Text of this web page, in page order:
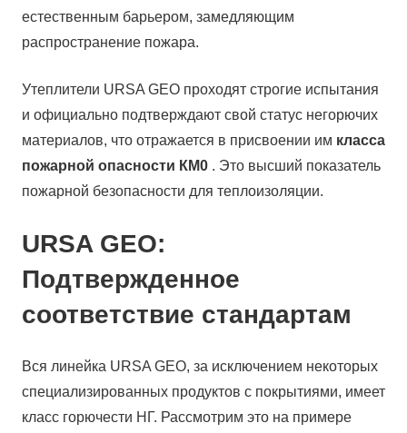
естественным барьером, замедляющим
распространение пожара.
Утеплители URSA GEO проходят строгие испытания
и официально подтверждают свой статус негорючих
материалов, что отражается в присвоении им класса
пожарной опасности КМ0 . Это высший показатель
пожарной безопасности для теплоизоляции.
URSA GEO:
Подтвержденное
соответствие стандартам
Вся линейка URSA GEO, за исключением некоторых
специализированных продуктов с покрытиями, имеет
класс горючести НГ. Рассмотрим это на примере